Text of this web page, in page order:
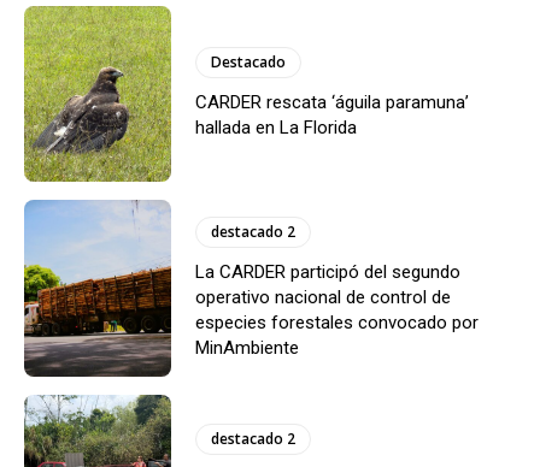
Destacado
CARDER rescata ‘águila paramuna’
hallada en La Florida
destacado 2
La CARDER participó del segundo
operativo nacional de control de
especies forestales convocado por
MinAmbiente
destacado 2